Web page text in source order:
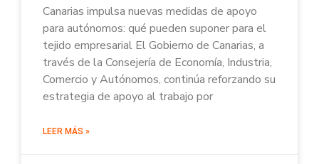
Canarias impulsa nuevas medidas de apoyo
para autónomos: qué pueden suponer para el
tejido empresarial El Gobierno de Canarias, a
través de la Consejería de Economía, Industria,
Comercio y Autónomos, continúa reforzando su
estrategia de apoyo al trabajo por
LEER MÁS »